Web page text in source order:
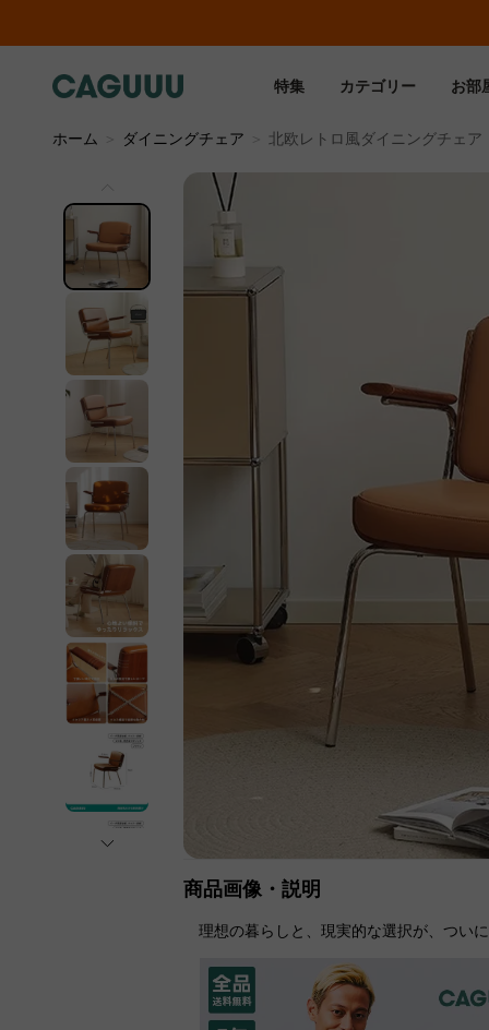
特集 カテゴリー お部
ホーム ダイニングチェア 北欧レトロ風ダイニングチェア
商品画像・説明
理想の暮らしと、現実的な選択が、つい